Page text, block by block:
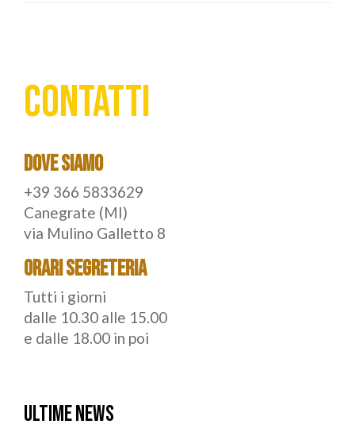
CONTATTI
DOVE SIAMO
+39 366 5833629
Canegrate (MI)
via Mulino Galletto 8
ORARI SEGRETERIA
Tutti i giorni
dalle 10.30 alle 15.00
e dalle 18.00 in poi
ULTIME NEWS